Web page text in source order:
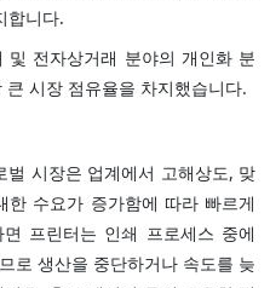
합니다.
및 전자상거래 분야의 개인화 분
큰 시장 점유율을 차지했습니다.
벌 시장은 업계에서 고해상도, 맞
수요가 증가함에 따라 빠르게
프린터는 인쇄 프로세스 중에
로 생산을 중단하거나 속도를 늦